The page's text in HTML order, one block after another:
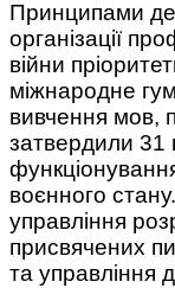
Принципами
організації
війни
міжнародне
вивчення мов,
затвердили 31
воєнного
управління
присвячених
та управління